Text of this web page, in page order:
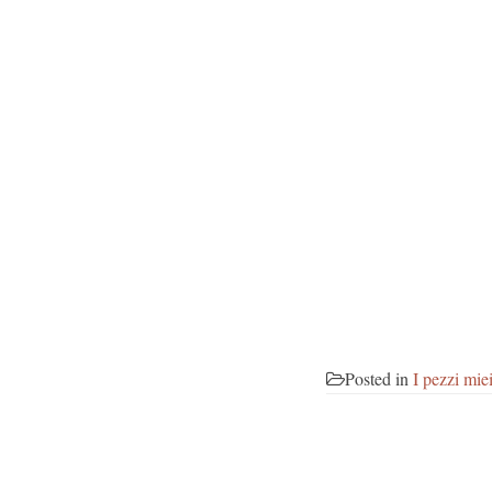
Posted in I pezzi miei